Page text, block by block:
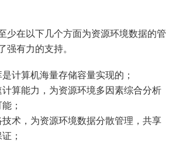
少在以下几个方面为资源环境数据的管
强有力的支持。
计算机海量存储容量实现的；
算能力，为资源环境多因素综合分析
；
术，为资源环境数据分散管理，共享
；